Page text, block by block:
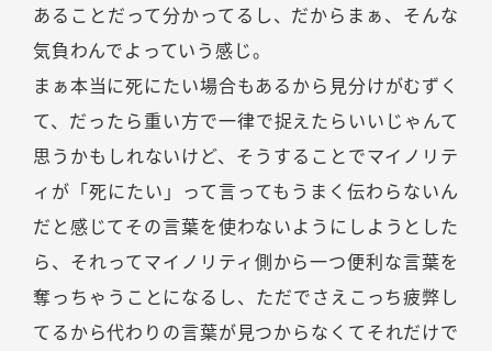
あることだって分かってるし、だからまぁ、そんな
気負わんでよっていう感じ。
まぁ本当に死にたい場合もあるから見分けがむずく
て、だったら重い方で一律で捉えたらいいじゃんて
思うかもしれないけど、そうすることでマイノリテ
ィが「死にたい」って言ってもうまく伝わらないん
だと感じてその言葉を使わないようにしようとした
ら、それってマイノリティ側から一つ便利な言葉を
奪っちゃうことになるし、ただでさえこっち疲弊し
てるから代わりの言葉が見つからなくてそれだけで